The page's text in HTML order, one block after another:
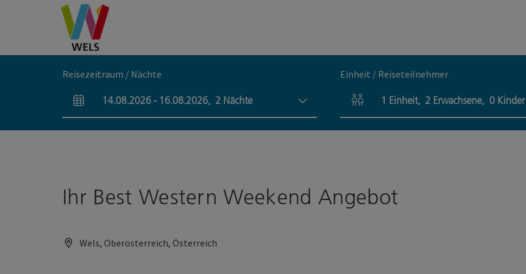
Zum Inhalt Accesskey
[0]
Zur NavigationAccesskey
[1]
Zum Seitenanfang Accesskey
[2]
Reisezeitraum / Nächte
An- und Abreisefelder
14.08.2026 - 16.08.2026, 2 Nächte
Einheit / Reiseteilnehmer
Einheitenanzahl und Personenfelder
1 Einheit, 2 Erwachsene, 0 Kinder
Ihr Best Western Weekend Angebot
Wels, Oberösterreich, Österreich